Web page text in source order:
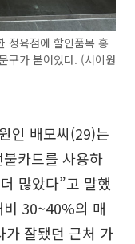
정육점에 할인품목 홍
구가 붙어있다. (서이원
인 배모씨(29)는
카드를 사용하
많았다”고 말했
30~40%의 매
가 잘됐던 근처 가